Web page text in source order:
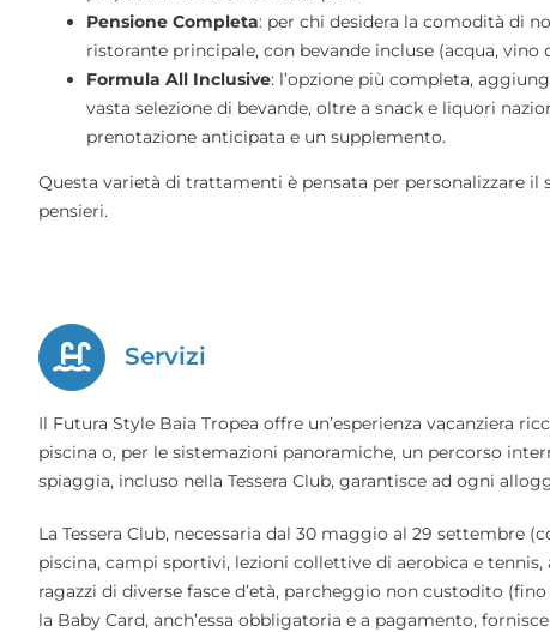
Pensione Completa: per chi desidera la comodità di
ristorante principale, con bevande incluse (acqua, vino
Formula All Inclusive: l’opzione più completa,
vasta selezione di bevande, oltre a snack e liquori
prenotazione anticipata e un supplemento.
Questa varietà di trattamenti è pensata per personalizzare il
pensieri.
Servizi
Il Futura Style Baia Tropea offre un’esperienza vacanziera
piscina o, per le sistemazioni panoramiche, un percorso
spiaggia, incluso nella Tessera Club, garantisce ad ogni
La Tessera Club, necessaria dal 30 maggio al 29 settembre
piscina, campi sportivi, lezioni collettive di aerobica e
ragazzi di diverse fasce d’età, parcheggio non custodito
la Baby Card, anch’essa obbligatoria e a pagamento,